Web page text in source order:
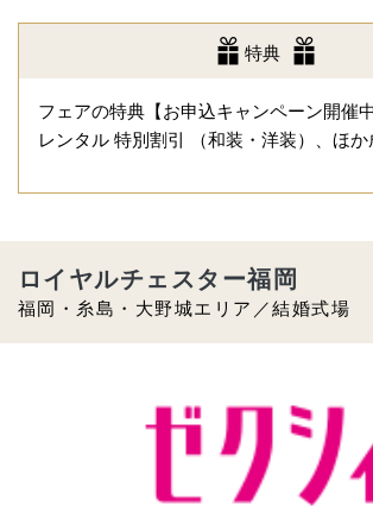
特典
フェアの特典【お申込キャンペーン開催
レンタル 特別割引 （和装・洋装）、ほか
福岡・糸島・大野城エリア／結婚式場
ロイヤルチェスター福岡